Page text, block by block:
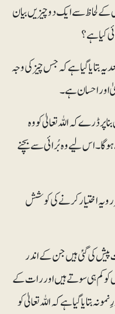
کے لحاظ سے ایک دو چیزیں بیان
کیا ہے؟
بتایا گیا ہے کہ جس چیز کی وجہ
اور احسان ہے۔
ڈرے کہ اللہ تعالیٰ کو وہ
اس لیے وہ بُرائی سے بچنے
رویہ اختیارکرنے کی کوشش
کی گئی ہیں جن کے اندر
کو کم ہی سوتے ہیں اور رات کے
بتایا گیا ہے کہ اللہ تعالیٰ کو